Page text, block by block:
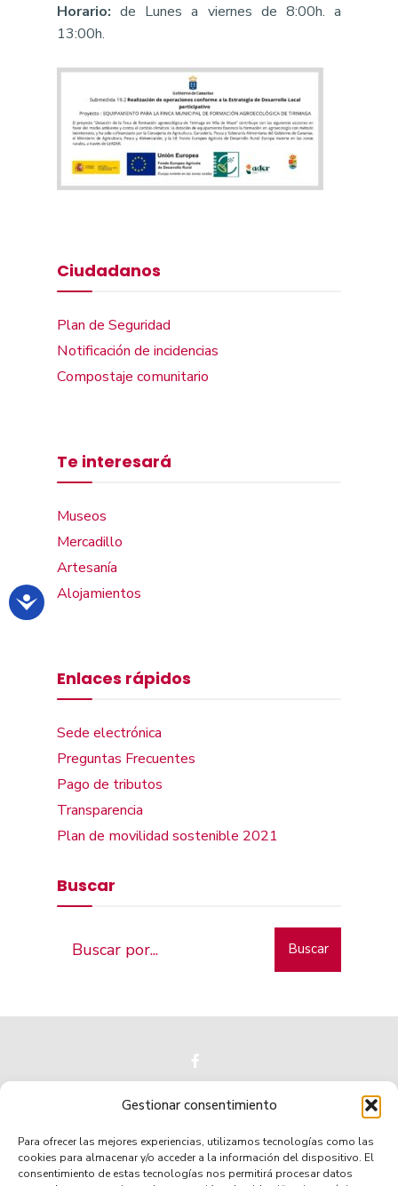
Gestionar consentimiento
Para ofrecer las mejores experiencias, utilizamos tecnologías como las
cookies para almacenar y/o acceder a la información del dispositivo. El
consentimiento de estas tecnologías nos permitirá procesar datos
Horario: de Lunes a viernes de 8:00h. a
13:00h.
Ciudadanos
Plan de Seguridad
Notificación de incidencias
Compostaje comunitario
Te interesará
Museos
Mercadillo
Artesanía
Alojamientos
Enlaces rápidos
Sede electrónica
Preguntas Frecuentes
Pago de tributos
Transparencia
Plan de movilidad sostenible 2021
Buscar
Buscar
Municipio de tradición